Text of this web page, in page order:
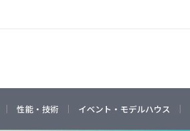
性能・技術 イベント・モデルハウス